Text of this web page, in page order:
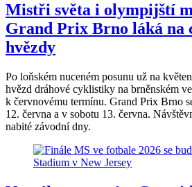
Mistři světa i olympijští
Grand Prix Brno láká na
hvězdy
Po loňském nuceném posunu už na
hvězd dráhové cyklistiky na brněnském
k červnovému termínu. Grand Prix Brno
12. června a v sobotu 13. června.
nabité závodní dny.